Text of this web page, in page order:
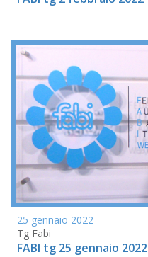
25 gennaio 2022
Tg Fabi
FABI tg 25 gennaio 2022